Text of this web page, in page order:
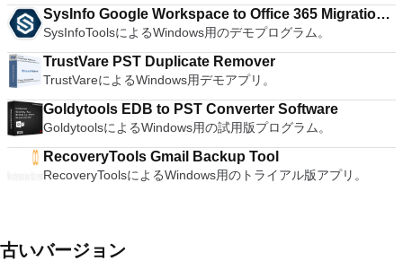
SysInfo Google Workspace to Office 365 Migration
Tool
SysInfoToolsによるWindows用のデモプログラム。
TrustVare PST Duplicate Remover
TrustVareによるWindows用デモアプリ。
Goldytools EDB to PST Converter Software
GoldytoolsによるWindows用の試用版プログラム。
RecoveryTools Gmail Backup Tool
RecoveryToolsによるWindows用のトライアル版アプリ。
古いバージョン